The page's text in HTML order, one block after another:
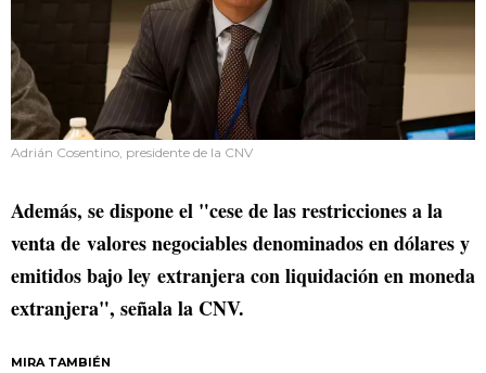
Adrián Cosentino, presidente de la CNV
Además, se dispone el "cese de las restricciones a la
venta de valores negociables denominados en dólares y
emitidos bajo ley extranjera con liquidación en moneda
extranjera", señala la CNV.
MIRA TAMBIÉN